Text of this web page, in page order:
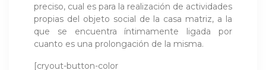
preciso, cual es para la realización de actividades
propias del objeto social de la casa matriz, a la
que se encuentra íntimamente ligada por
cuanto es una prolongación de la misma.
[cryout-button-color